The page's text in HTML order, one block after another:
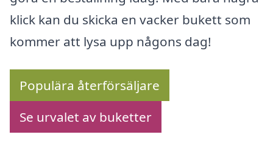
klick kan du skicka en vacker bukett som
kommer att lysa upp någons dag!
Populära återförsäljare
Se urvalet av buketter